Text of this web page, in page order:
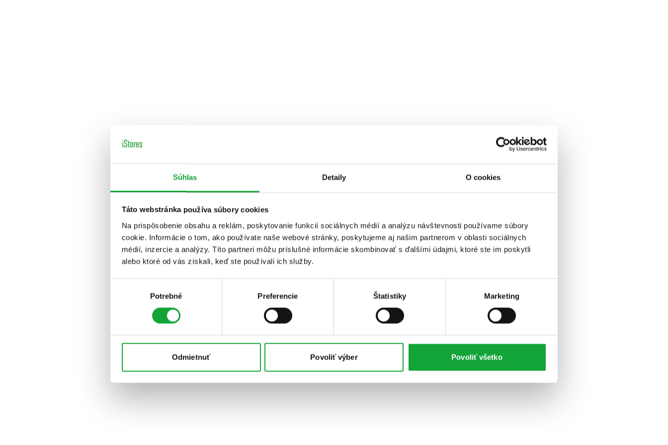
Súhlas Detaily O cookies
Táto webstránka používa súbory cookies
Na prispôsobenie obsahu a reklám, poskytovanie funkcií sociálnych médií a analýzu návštevnosti používame súbory
cookie. Informácie o tom, ako používate naše webové stránky, poskytujeme aj našim partnerom v oblasti sociálnych
médií, inzercie a analýzy. Títo partneri môžu príslušné informácie skombinovať s ďalšími údajmi, ktoré ste im poskytli
alebo ktoré od vás získali, keď ste používali ich služby.
Potrebné Preferencie Štatistiky Marketing
Odmietnuť Povoliť výber Povoliť všetko